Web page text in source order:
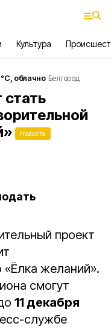
Культура
облачно Белгород
Новость
проект
«Ёлка желаний».
смогут
11 декабря
службе